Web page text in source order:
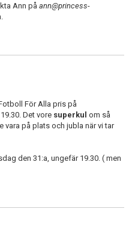
Ann på ann@princess-
För Alla pris på
Det vore superkul om så
på plats och jubla när vi tar
den 31:a, ungefär 19.30. ( men